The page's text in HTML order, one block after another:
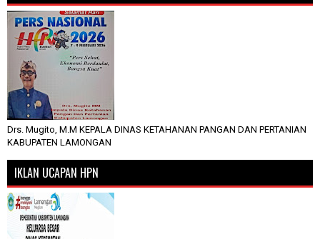
Drs. Mugito, M.M KEPALA DINAS KETAHANAN PANGAN DAN PERTANIAN
KABUPATEN LAMONGAN
IKLAN UCAPAN HPN